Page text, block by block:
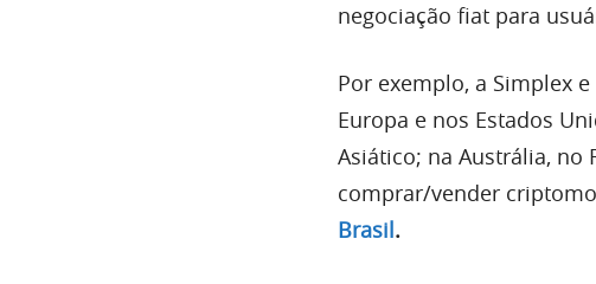
negociação fiat para
Por exemplo, a Simplex
Europa e nos Estados
Asiático; na Austrália, no
comprar/vender
Brasil.